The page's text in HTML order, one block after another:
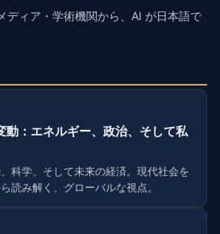
ディア・学術機関から、AI が日本語で
動：エネルギー、政治、そして私
科学、そして未来の経済。現代社会を
読み解く、グローバルな視点。